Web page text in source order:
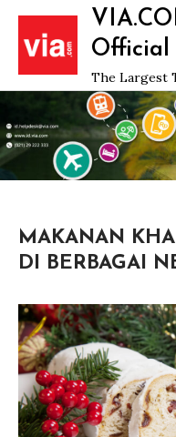
Skip
content
Official
The Largest
MAKANAN
DI BERBAGAI